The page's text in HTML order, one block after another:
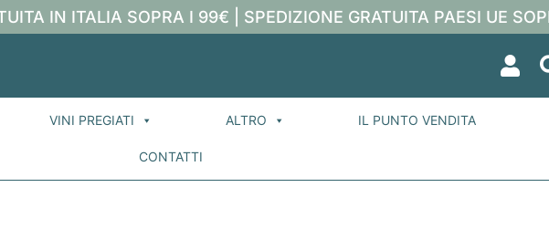
IN ITALIA SOPRA I 99€ | SPEDIZIONE GRATUITA PAESI UE
VINI PREGIATI ALTRO IL PUNTO VENDITA
CONTATTI